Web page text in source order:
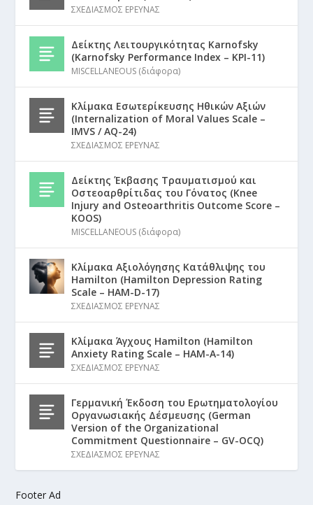
ΣΧΕΔΙΑΣΜΟΣ ΕΡΕΥΝΑΣ
Δείκτης Λειτουργικότητας Karnofsky
(Karnofsky Performance Index – KPI-11)
MISCELLANEOUS (διάφορα)
Κλίμακα Εσωτερίκευσης Ηθικών Αξιών
(Internalization of Moral Values Scale –
IMVS / AQ-24)
ΣΧΕΔΙΑΣΜΟΣ ΕΡΕΥΝΑΣ
Δείκτης Έκβασης Τραυματισμού και
Οστεοαρθρίτιδας του Γόνατος (Knee
Injury and Osteoarthritis Outcome Score –
KOOS)
MISCELLANEOUS (διάφορα)
Κλίμακα Αξιολόγησης Κατάθλιψης του
Hamilton (Hamilton Depression Rating
Scale – HAM-D-17)
ΣΧΕΔΙΑΣΜΟΣ ΕΡΕΥΝΑΣ
Κλίμακα Άγχους Hamilton (Hamilton
Anxiety Rating Scale – HAM-A-14)
ΣΧΕΔΙΑΣΜΟΣ ΕΡΕΥΝΑΣ
Γερμανική Έκδοση του Ερωτηματολογίου
Οργανωσιακής Δέσμευσης (German
Version of the Organizational
Commitment Questionnaire – GV-OCQ)
ΣΧΕΔΙΑΣΜΟΣ ΕΡΕΥΝΑΣ
Footer Ad